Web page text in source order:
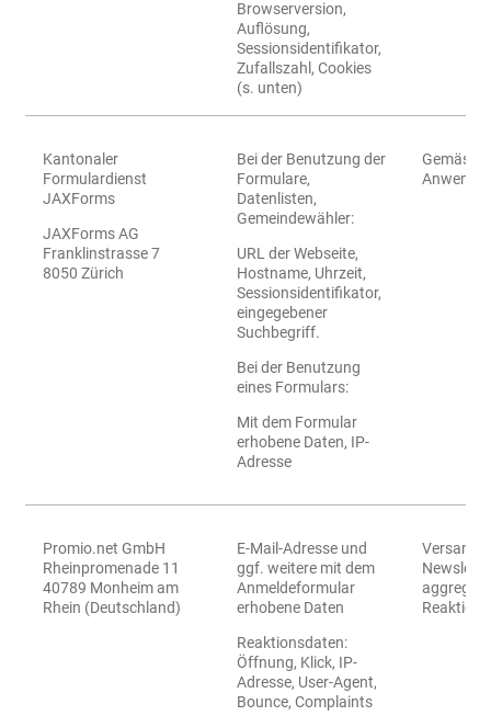
Browserversion,
Auflösung,
Sessionsidentifikator,
Zufallszahl, Cookies
(s. unten)
Kantonaler
Formulardienst
JAXForms
JAXForms AG
Franklinstrasse 7
8050 Zürich
Bei der Benutzung der
Formulare,
Datenlisten,
Gemeindewähler:
URL der Webseite,
Hostname, Uhrzeit,
Sessionsidentifikator,
eingegebener
Suchbegriff.
Bei der Benutzung
eines Formulars:
Mit dem Formular
erhobene Daten, IP-
Adresse
Gemäss
Promio.net GmbH
Rheinpromenade 11
40789 Monheim am
Rhein (Deutschland)
E-Mail-Adresse und
ggf. weitere mit dem
Anmeldeformular
erhobene Daten
Reaktionsdaten:
Öffnung, Klick, IP-
Adresse, User-Agent,
Bounce, Complaints
Versand